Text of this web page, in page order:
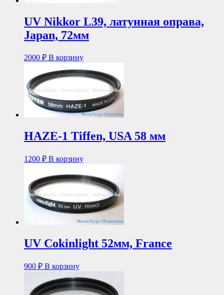
UV Nikkor L39, латунная оправа,
Japan, 72мм
2000 ₽ В корзину
HAZE-1 Tiffen, USA 58 мм
1200 ₽ В корзину
UV Cokinlight 52мм, France
900 ₽ В корзину